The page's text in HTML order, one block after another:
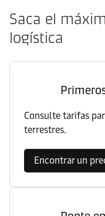
Saca el
logística
Consulte tarifas
terrestres.
Encontrar un